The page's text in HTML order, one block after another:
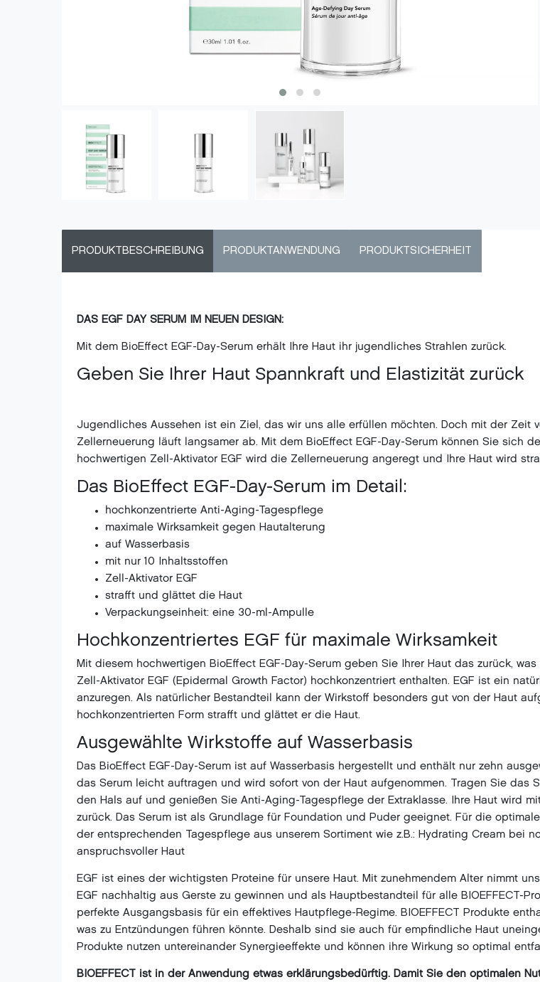
PRODUKTBESCHREIBUNG PRODUKTANWENDUNG PRODUKTSICHERHEIT
DAS EGF DAY SERUM IM NEUEN DESIGN:
Mit dem BioEffect EGF-Day-Serum erhält Ihre Haut ihr jugendliches Strahlen zurück.
Geben Sie Ihrer Haut Spannkraft und Elastizität zurück
Jugendliches Aussehen ist ein Ziel, das wir uns alle erfüllen möchten. Doch mit der Zeit
Zellerneuerung läuft langsamer ab. Mit dem BioEffect EGF-Day-Serum können Sie sich
hochwertigen Zell-Aktivator EGF wird die Zellerneuerung angeregt und Ihre Haut wird
Das BioEffect EGF-Day-Serum im Detail:
hochkonzentrierte Anti-Aging-Tagespflege
maximale Wirksamkeit gegen Hautalterung
auf Wasserbasis
mit nur 10 Inhaltsstoffen
Zell-Aktivator EGF
strafft und glättet die Haut
Verpackungseinheit: eine 30-ml-Ampulle
Hochkonzentriertes EGF für maximale Wirksamkeit
Mit diesem hochwertigen BioEffect EGF-Day-Serum geben Sie Ihrer Haut das zurück,
Zell-Aktivator EGF (Epidermal Growth Factor) hochkonzentriert enthalten. EGF ist ein
anzuregen. Als natürlicher Bestandteil kann der Wirkstoff besonders gut von der Haut
hochkonzentrierten Form strafft und glättet er die Haut.
Ausgewählte Wirkstoffe auf Wasserbasis
Das BioEffect EGF-Day-Serum ist auf Wasserbasis hergestellt und enthält nur zehn
das Serum leicht auftragen und wird sofort von der Haut aufgenommen. Tragen Sie
den Hals auf und genießen Sie Anti-Aging-Tagespflege der Extraklasse. Ihre Haut wird
zurück. Das Serum ist als Grundlage für Foundation und Puder geeignet. Für die
der entsprechenden Tagespflege aus unserem Sortiment wie z.B.: Hydrating Cream bei
anspruchsvoller Haut
EGF ist eines der wichtigsten Proteine für unsere Haut. Mit zunehmendem Alter nimmt
EGF nachhaltig aus Gerste zu gewinnen und als Hauptbestandteil für alle BIOEFFECT-
perfekte Ausgangsbasis für ein effektives Hautpflege-Regime. BIOEFFECT Produkte
was zu Entzündungen führen könnte. Deshalb sind sie auch für empfindliche Haut
Produkte nutzen untereinander Synergieeffekte und können ihre Wirkung so optimal
BIOEFFECT ist in der Anwendung etwas erklärungsbedürftig. Damit Sie den optimalen